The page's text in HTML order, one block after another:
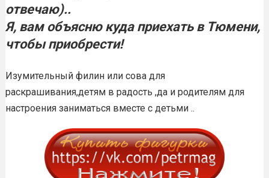
отвечаю)..
Я, вам объясню куда приехать вТюмени,
чтобы приобрести!
Изумительный филин или сова для
раскрашивания,детям в радость ,да и родителям для
настроения заниматься вместе с детьми ..